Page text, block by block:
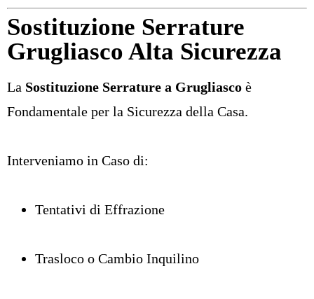
Sostituzione Serrature
Grugliasco Alta Sicurezza
La Sostituzione Serrature a Grugliasco è
Fondamentale per la Sicurezza della Casa.
Interveniamo in Caso di:
Tentativi di Effrazione
Trasloco o Cambio Inquilino